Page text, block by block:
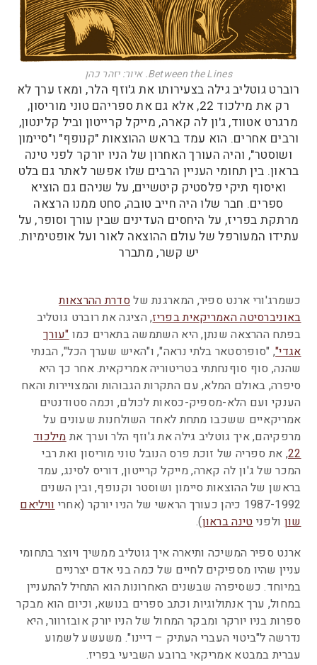
Between the Lines. איור: יזהר כהן
רוברט גוטליב גילה בצעירותו את ג'וזף הלר, ומאז ערך לא
רק את מילכוד 22, אלא גם את ספריהם טוני מוריסון,
מרגרט אטווד, ג'ון לה קארה, מייקל קרייטון וביל קלינטון,
ורבים אחרים. הוא עמד בראש ההוצאות "קנופף" ו"סיימון
ושוסטר", והיה העורך האחרון של הניו יורקר לפני טינה
בראון. בין תחומי העניין הרבים שלו אפשר לאתר גם בלט
ואיסוף תיקי פלסטיק קיטשיים, על שניהם גם הוציא
ספרים. חבר שלו היה חייב טובה, סחט ממנו הרצאה
מרתקת בפריז, על היחסים העדינים שבין עורך וסופר, על
עתידו המעורפל של עולם ההוצאה לאור ועל אופטימיות.
יש קשר, מתברר
כשמרג'ורי ארנט ספיר, המארגנת שלסדרת ההרצאות
באוניברסיטה האמריקאית בפריז, הציגה את רוברט גוטליב
בפתח ההרצאה שנתן, היא השתמשה בתארים כמו"עורך
אגדי", "סופרסטאר בלתי נראה", ו"האיש שערך הכל", הבנתי
שהנה, סוף סוףנחתתי בטריטוריה אמריקאית. אחר כך היא
סיפרה, באולם המלא, עם התקרות הגבוהות והמצויירות והאח
הענקי ועם הלא-מספיק-כסאות לכולם, וכמה סטודנטים
אמריקאיים ששכבו מתחת לאחד השולחנות שעונים על
מרפקיהם, איך גוטליב גילה את ג'וזף הלר וערך אתמילכוד
22, את ספריה של זוכת פרס הנובל טוני מוריסון ואת רבי
המכר של ג'ון לה קארה, מייקל קרייטון, דוריס לסינג, עמד
בראשן של ההוצאות סיימון ושוסטר וקנופף, ובין השנים
1987-1992 כיהן כעורך הראשי של הניו יורקר (אחרי
וויליאם
שוןולפניטינה בראון).
ארנט ספיר המשיכה ותיארה איך גוטליב ממשיך ויוצר בתחומי
עניין שהיו מספיקים לחיים של כמה בני אדם יצרניים
במיוחד. כשסיפרה שבשנים האחרונות הוא התחיל להתעניין
במחול, ערך אנתולוגיות וכתב ספרים בנושא, וכיום הוא מבקר
ספרות בניו יורקר ומבקר המחול של הניו יורק אובזרוור, היא
נדרשה ל"ביטוי העברי העתיק – דיינו". משעשע לשמוע
עברית במבטא אמריקאי ברובע השביעי בפריז.